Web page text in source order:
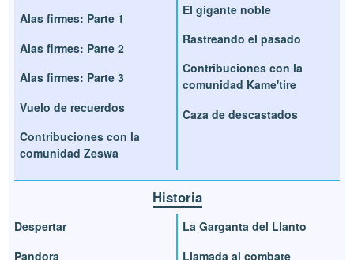
Alas firmes: Parte 1
Alas firmes: Parte 2
Alas firmes: Parte 3
Vuelo de recuerdos
Contribuciones con la
comunidad Zeswa
El gigante noble
Rastreando el pasado
Contribuciones con la
comunidad Kame'tire
Caza de descastados
Historia
Despertar
Pandora
La Garganta del Llanto
Llamada al combate